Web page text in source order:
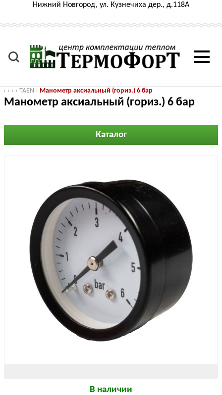
Нижний Новгород, ул. Кузнечиха дер., д.118А
› › › › TAEN › Манометр аксиальный (гориз.) 6 бар
Манометр аксиальный (гориз.) 6 бар
Каталог
В наличии